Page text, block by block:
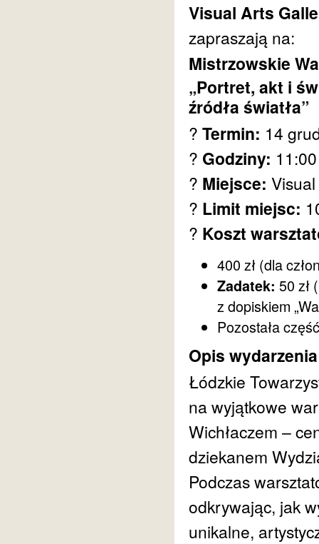
Visual Arts
zapraszają na:
Mistrzowskie
„Portret, akt i
źródła światła”
? Termin: 14
? Godziny:
? Miejsce:
? Limit miejsc:
? Koszt
400 zł (dla
Zadatek: 50 zł
z dopiskiem
Pozostała
Opis wydarzenia
Łódzkie
na wyjątkowe
Wichłaczem –
dziekanem
Podczas
odkrywając, jak
unikalne,